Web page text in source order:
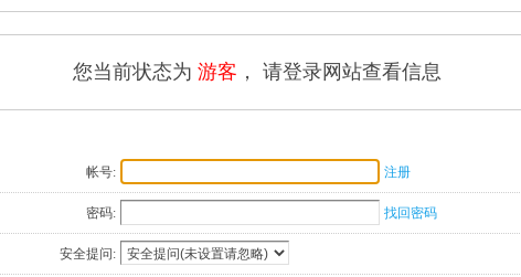
您当前状态为 游客 ， 请登录网站查看信息
帐号: 注册
密码: 找回密码
安全提问: